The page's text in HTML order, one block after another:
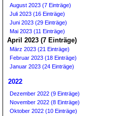
August 2023 (7 Einträge)
Juli 2023 (16 Einträge)
Juni 2023 (29 Einträge)
Mai 2023 (11 Einträge)
April 2023 (7 Einträge)
März 2023 (21 Einträge)
Februar 2023 (18 Einträge)
Januar 2023 (24 Einträge)
2022
Dezember 2022 (9 Einträge)
November 2022 (8 Einträge)
Oktober 2022 (10 Einträge)